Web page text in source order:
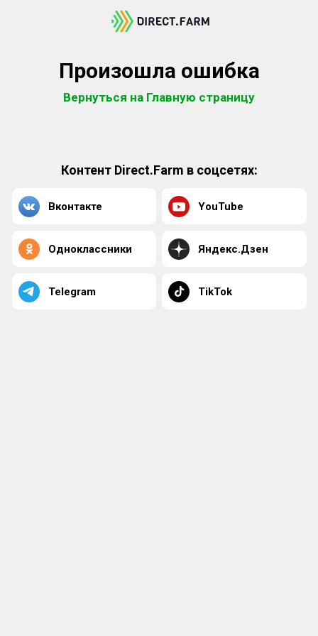
Произошла ошибка
Вернуться на Главную страницу
Контент Direct.Farm в соцсетях:
Вконтакте YouTube
Одноклассники Яндекс.Дзен
Telegram TikTok